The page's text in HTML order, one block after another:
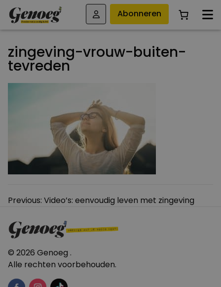
Abonneren
zingeving-vrouw-buiten-
tevreden
Bericht
Previous: Video’s: eenvoudig leven met zingeving
© 2026 Genoeg .
Alle rechten voorbehouden.